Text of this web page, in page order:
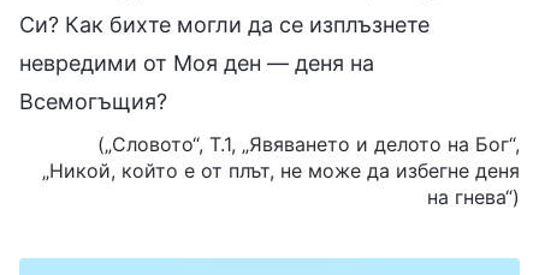
Си? Как бихте могли да се изплъзнете
невредими от Моя ден — деня на
Всемогъщия?
(„Словото“, Т.1, „Явяването и делото на Бог“,
„Никой, който е от плът, не може да избегне деня
на гнева“)